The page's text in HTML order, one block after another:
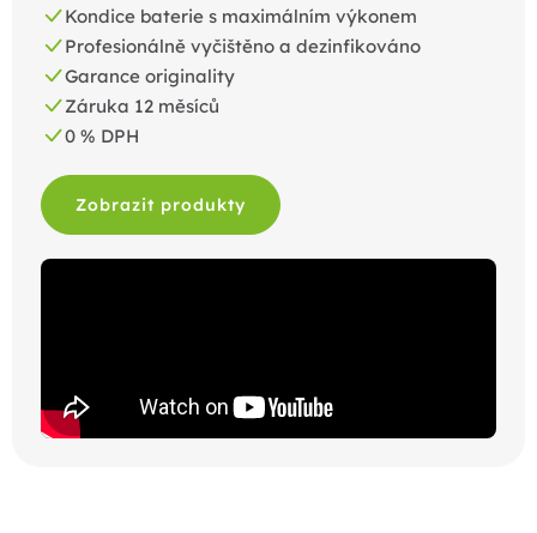
Kondice baterie s maximálním výkonem
Profesionálně vyčištěno a dezinfikováno
Garance originality
Záruka 12 měsíců
0 % DPH
Zobrazit produkty